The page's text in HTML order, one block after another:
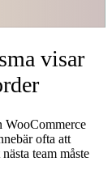
visar
WooCommerce
ofta att
team måste